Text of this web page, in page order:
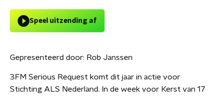
Speel uitzending af
Gepresenteerd door: Rob Janssen
3FM Serious Request komt dit jaar in actie voor
Stichting ALS Nederland. In de week voor Kerst van 17